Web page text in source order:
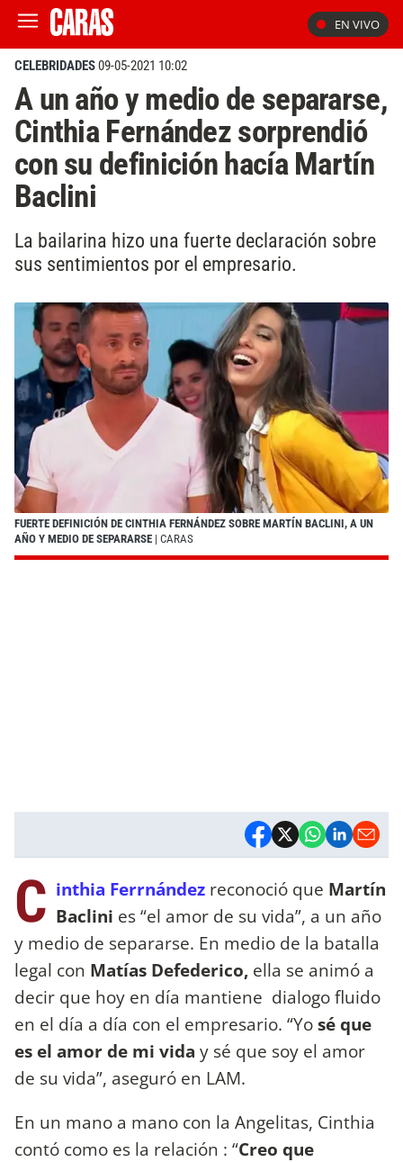
EN VIVO
CELEBRIDADES09-05-2021 10:02
A un año y medio de separarse,
Cinthia Fernández sorprendió
con su definición hacía Martín
Baclini
La bailarina hizo una fuerte declaración sobre
sus sentimientos por el empresario.
FUERTE DEFINICIÓN DE CINTHIA FERNÁNDEZ SOBRE MARTÍN BACLINI, A UN
AÑO Y MEDIO DE SEPARARSE | CARAS
C inthia Ferrnández reconoció que Martín
Baclini es “el amor de su vida”, a un año
y medio de separarse. En medio de la batalla
legal con Matías Defederico, ella se animó a
decir que hoy en día mantiene dialogo fluido
en el día a día con el empresario. “Yosé que
es el amor de mi vida y sé que soy el amor
de su vida”, aseguró en LAM.
En un mano a mano con la Angelitas, Cinthia
contó como es la relación : “Creo que